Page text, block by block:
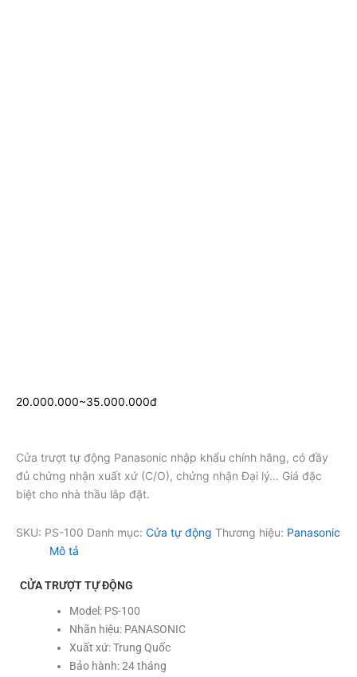
20.000.000~35.000.000đ
Cửa trượt tự động Panasonic nhập khẩu chính hãng, có đầy
đủ chứng nhận xuất xứ (C/O), chứng nhận Đại lý… Giá đặc
biệt cho nhà thầu lắp đặt.
SKU: PS-100 Danh mục: Cửa tự động Thương hiệu: Panasonic
Mô tả
CỬA TRƯỢT TỰ ĐỘNG
Model: PS-100
Nhãn hiệu: PANASONIC
Xuất xứ: Trung Quốc
Bảo hành: 24 tháng